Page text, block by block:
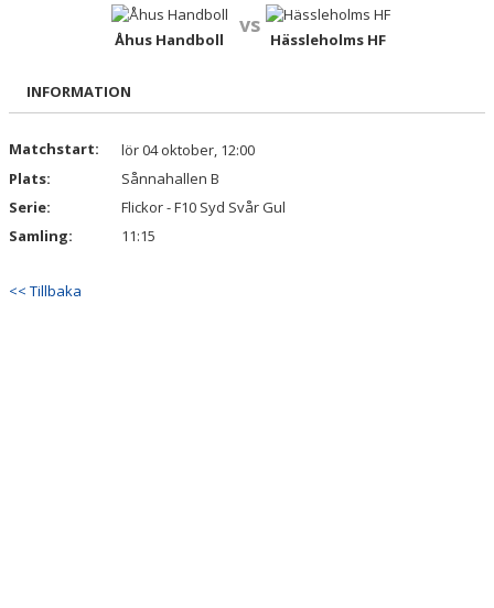
BILDGALLERI
KONTAKT
Åhus Handboll
vs
Hässleholms HF
INFORMATION
Matchstart:
lör 04 oktober, 12:00
Plats:
Sånnahallen B
Serie:
Flickor - F10 Syd Svår Gul
Samling:
11:15
<< Tillbaka